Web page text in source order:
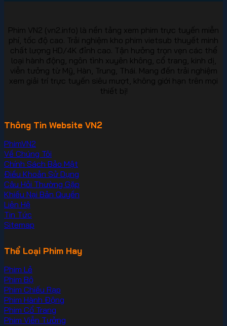
Phim VN2 (vn2.info) là nền tảng xem phim trực tuyến miễn
phí, tốc độ cao. Trải nghiệm kho phim vietsub thuyết minh
chất lượng HD/4K đỉnh cao. Tận hưởng trọn vẹn các thể
loại hành động, ngôn tình xuyên không, cổ trang, kinh dị,
viễn tưởng từ Mỹ, Hàn, Trung, Thái. Mang đến trải nghiệm
xem giải trí trực tuyến siêu mượt, không giới hạn trên mọi
thiết bị!
Thông Tin Website VN2
PhimVN2
Về Chúng Tôi
Chính Sách Bảo Mật
Điều Khoản Sử Dụng
Câu Hỏi Thường Gặp
Khiếu Nại Bản Quyền
Liên Hệ
Tin Tức
Sitemap
Thể Loại Phim Hay
Phim Lẻ
Phim Bộ
Phim Chiếu Rạp
Phim Hành Động
Phim Cổ Trang
Phim Viễn Tưởng